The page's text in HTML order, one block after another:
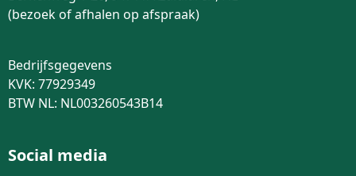
(bezoek of afhalen op afspraak)
Bedrijfsgegevens
KVK: 77929349
BTW NL: NL003260543B14
Social media